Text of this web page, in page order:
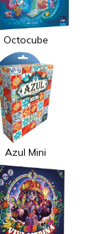
Octocube
Azul Mini